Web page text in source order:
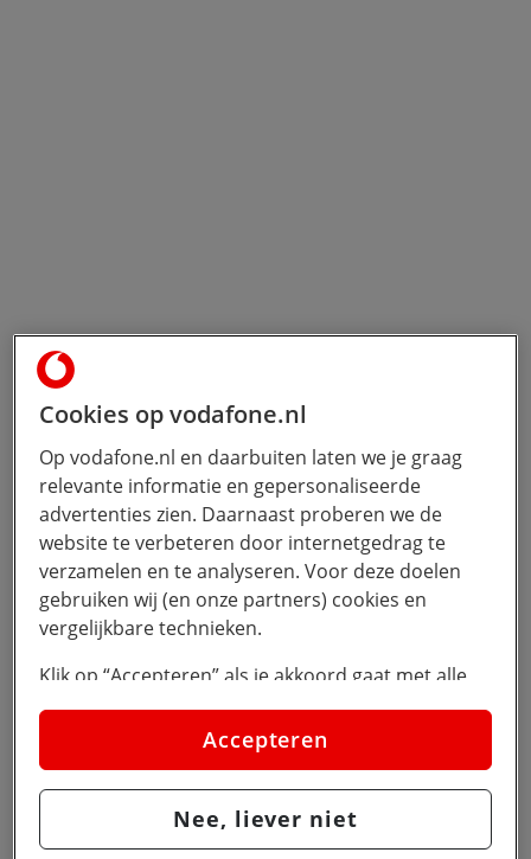
Cookies op vodafone.nl
Op vodafone.nl en daarbuiten laten we je graag
relevante informatie en gepersonaliseerde
advertenties zien. Daarnaast proberen we de
website te verbeteren door internetgedrag te
verzamelen en te analyseren. Voor deze doelen
gebruiken wij (en onze partners) cookies en
vergelijkbare technieken.
Klik op “Accepteren” als je akkoord gaat met alle
cookies. Kies je voor “Nee, liever niet”, dan
plaatsen we alleen strikt noodzakelijke cookies om
de website goed te laten werken. Dat betekent dat
we geen vormen van personalisatie toepassen.
Via cookie instellingen kan je zelf bepalen welke
Accepteren
Nee, liever niet